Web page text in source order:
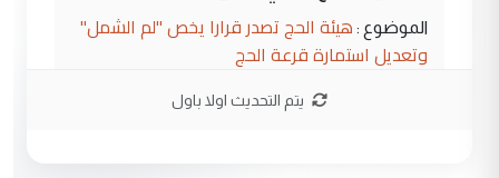
الموضوع : هيئة الحج تصدر قرارا يخص "لم الشمل"
وتعديل استمارة قرعة الحج
يتم التحديث اولا باول